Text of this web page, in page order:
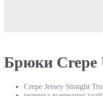
Брюки Crepe
Crepe Jersey Straight